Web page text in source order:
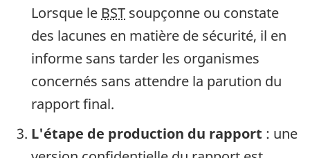
Lorsque le BST soupçonne ou constate
des lacunes en matière de sécurité, il en
informe sans tarder les organismes
concernés sans attendre la parution du
rapport final.
L'étape de production du rapport : une